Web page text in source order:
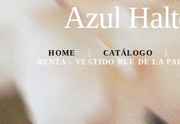
Azul
HOME CATÁLOGO
RENTA – VESTIDO RUE DE LA